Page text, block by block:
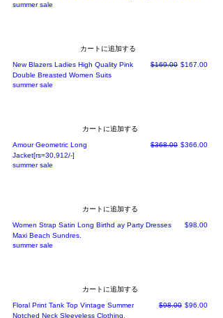
summer sale
カートに追加する
New Blazers Ladies High Quality Pink
Double Breasted Women Suits
通常価格
$169.00 セール価格
$167.00
summer sale
カートに追加する
Amour Geometric Long
Jacket[rs=30,912/-]
通常価格
$368.00 セール価格
$366.00
summer sale
カートに追加する
Women Strap Satin Long Birthd ay Party Dresses
Maxi Beach Sundres.
価格
$98.00
summer sale
カートに追加する
Floral Print Tank Top Vintage Summer
Notched Neck Sleeveless Clothing.
通常価格
$98.00 セール価格
$96.00